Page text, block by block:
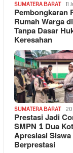
SUMATERA BARAT 11
Pembongkaran
Rumah Warga
Tanpa Dasar
Keresahan
SUMATERA BARAT
Prestasi Jadi
SMPN 1 Dua
Apresiasi Siswa
Berprestasi